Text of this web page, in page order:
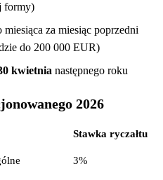
formy)
za miesiąc poprzedni
do 200 000 EUR)
kwietnia następnego roku
2026
Stawka ryczałtu
3%